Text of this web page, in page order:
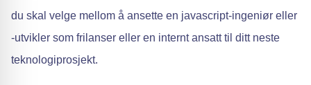
du skal velge mellom å ansette en javascript-ingeniør eller
-utvikler som frilanser eller en internt ansatt til ditt neste
teknologiprosjekt.